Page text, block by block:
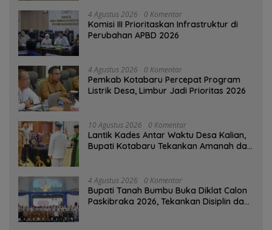
4 Agustus 2026 0 Komentar
‎Komisi III Prioritaskan Infrastruktur di
Perubahan APBD 2026
4 Agustus 2026 0 Komentar
Pemkab Kotabaru Percepat Program
Listrik Desa, Limbur Jadi Prioritas 2026
10 Agustus 2026 0 Komentar
Lantik Kades Antar Waktu Desa Kalian,
Bupati Kotabaru Tekankan Amanah dan
4 Agustus 2026 0 Komentar
Bupati Tanah Bumbu Buka Diklat Calon
Paskibraka 2026, Tekankan Disiplin dan